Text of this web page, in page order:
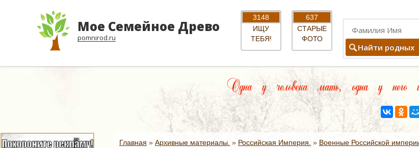
Мое Семейное Древо
pomnirod.ru
3148
ИЩУ
ТЕБЯ!
637
СТАРЫЕ
ФОТО
Найти родных
Одна у человека мать, одна у него
Главная » Архивные материалы. » Российская Империя. » Военные Российской